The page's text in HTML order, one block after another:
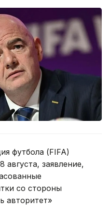
футбола (FIFA)
августа, заявление,
со стороны
авторитет»